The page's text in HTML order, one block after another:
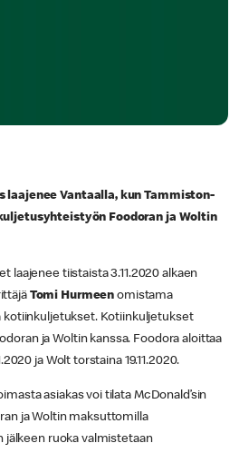
laajenee Vantaalla, kun Tammiston-
Foodoran ja Woltin
laajenee tiistaista 3.11.2020 alkaen
Tomi Hurmeen omistama
kotiinkuljetukset. Kotiinkuljetukset
ja Woltin kanssa. Foodora aloittaa
ja Wolt torstaina 19.11.2020.
asiakas voi tilata McDonald’sin
ja Woltin maksuttomilla
jälkeen ruoka valmistetaan